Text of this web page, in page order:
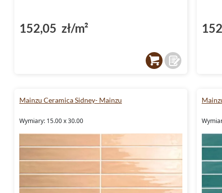
152,05 zł/m²
Mainzu Ceramica Sidney- Mainzu
Wymiary: 15.00 x 30.00